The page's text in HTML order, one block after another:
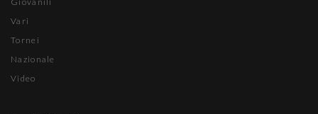
Vari
Tornei
Nazionale
Video